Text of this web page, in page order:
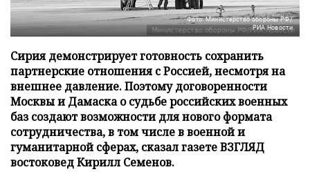
Фото: Министерство обороны РФ/
РИА Новости
Сирия демонстрирует готовность сохранить
партнерские отношения с Россией, несмотря на
внешнее давление. Поэтому договоренности
Москвы и Дамаска о судьбе российских военных
баз создают возможности для нового формата
сотрудничества, в том числе в военной и
гуманитарной сферах, сказал газете ВЗГЛЯД
востоковед Кирилл Семенов.